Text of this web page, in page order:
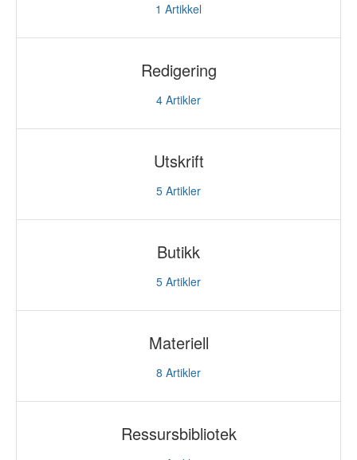
1 Artikkel
Redigering
4 Artikler
Utskrift
5 Artikler
Butikk
5 Artikler
Materiell
8 Artikler
Ressursbibliotek